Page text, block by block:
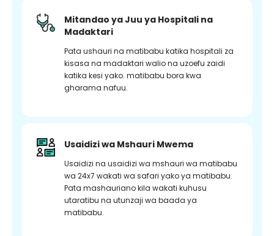
Mitandao ya Juu ya Hospitali na
Madaktari
Pata ushauri na matibabu katika hospitali za
kisasa na madaktari walio na uzoefu zaidi
katika kesi yako. matibabu bora kwa
gharama nafuu.
Usaidizi wa Mshauri Mwema
Usaidizi na usaidizi wa mshauri wa matibabu
wa 24x7 wakati wa safari yako ya matibabu.
Pata mashauriano kila wakati kuhusu
utaratibu na utunzaji wa baada ya
matibabu.